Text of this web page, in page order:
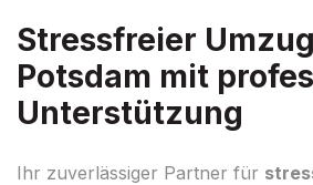
Stressfreier
Potsdam mit
Unterstützung
Ihr zuverlässiger Partner für